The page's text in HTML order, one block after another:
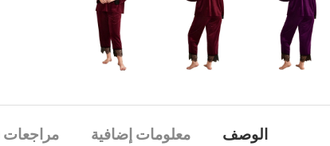
الوصف معلومات إضافية مراجعات